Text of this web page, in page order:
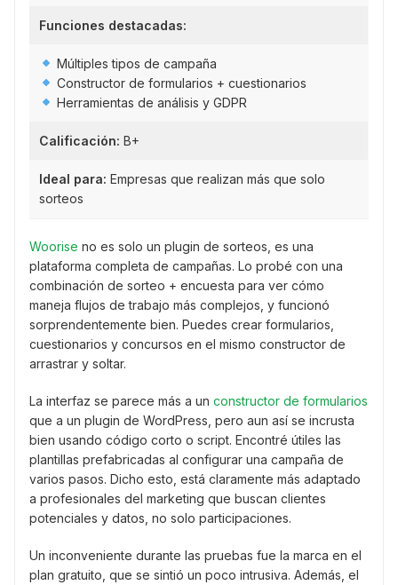
Funciones destacadas:
Múltiples tipos de campaña
Constructor de formularios + cuestionarios
Herramientas de análisis y GDPR
Calificación: B+
Ideal para: Empresas que realizan más que solo
sorteos
Woorise no es solo un plugin de sorteos, es una
plataforma completa de campañas. Lo probé con una
combinación de sorteo + encuesta para ver cómo
maneja flujos de trabajo más complejos, y funcionó
sorprendentemente bien. Puedes crear formularios,
cuestionarios y concursos en el mismo constructor de
arrastrar y soltar.
La interfaz se parece más a un constructor de formularios
que a un plugin de WordPress, pero aun así se incrusta
bien usando código corto o script. Encontré útiles las
plantillas prefabricadas al configurar una campaña de
varios pasos. Dicho esto, está claramente más adaptado
a profesionales del marketing que buscan clientes
potenciales y datos, no solo participaciones.
Un inconveniente durante las pruebas fue la marca en el
plan gratuito, que se sintió un poco intrusiva. Además, el